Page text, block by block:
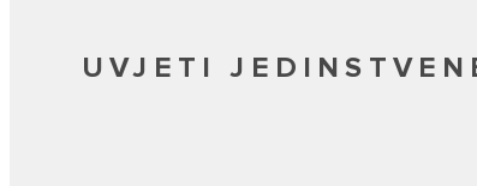
UVJETI